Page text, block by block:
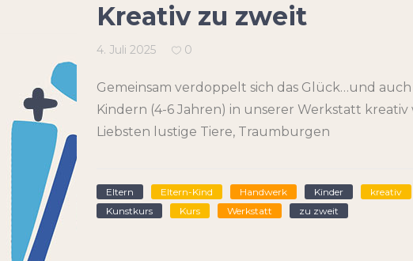
Kreativ zu zweit
4. Juli 2025 0
Gemeinsam verdoppelt sich das Glück…und
Kindern (4-6 Jahren) in unserer Werkstatt
Liebsten lustige Tiere, Traumburgen
Eltern Eltern-Kind Handwerk Kinder kreativ
Kunstkurs
Kurs Werkstatt zu zweit